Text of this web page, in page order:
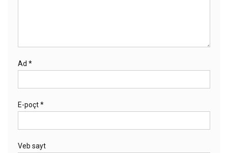
Ad *
E-poçt*
Veb sayt